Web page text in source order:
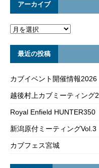
アーカイブ
最近の投稿
カブイベント開催情報2026
越後村上カブミーティング2
Royal Enfield HUNTER350
新潟原付ミーティングVol.3
カブフェス宮城